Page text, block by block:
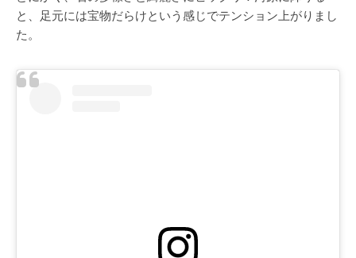
と、足元には宝物だらけという感じでテンション上がりまし
た。